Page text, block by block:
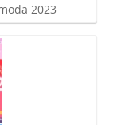
2023